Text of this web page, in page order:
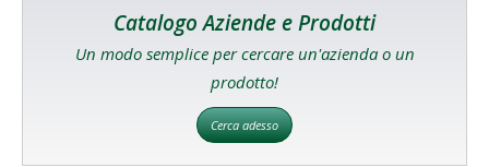
Catalogo Aziende e Prodotti
Un modo semplice per cercare un'azienda o un
prodotto!
Cerca adesso